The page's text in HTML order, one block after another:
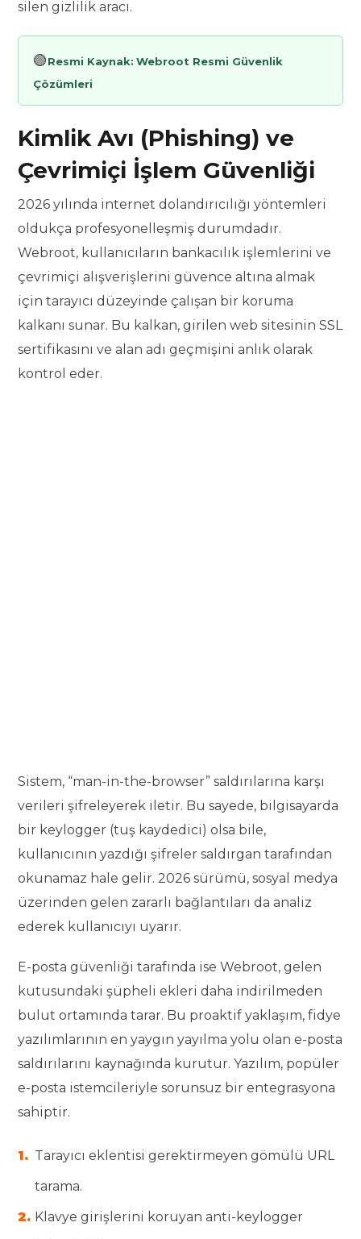
silen gizlilik aracı.
🟢Resmi Kaynak: Webroot Resmi Güvenlik
Çözümleri
Kimlik Avı (Phishing) ve
Çevrimiçi İşlem Güvenliği
2026 yılında internet dolandırıcılığı yöntemleri
oldukça profesyonelleşmiş durumdadır.
Webroot, kullanıcıların bankacılık işlemlerini ve
çevrimiçi alışverişlerini güvence altına almak
için tarayıcı düzeyinde çalışan bir koruma
kalkanı sunar. Bu kalkan, girilen web sitesinin SSL
sertifikasını ve alan adı geçmişini anlık olarak
kontrol eder.
Sistem, “man-in-the-browser” saldırılarına karşı
verileri şifreleyerek iletir. Bu sayede, bilgisayarda
bir keylogger (tuş kaydedici) olsa bile,
kullanıcının yazdığı şifreler saldırgan tarafından
okunamaz hale gelir. 2026 sürümü, sosyal medya
üzerinden gelen zararlı bağlantıları da analiz
ederek kullanıcıyı uyarır.
E-posta güvenliği tarafında ise Webroot, gelen
kutusundaki şüpheli ekleri daha indirilmeden
bulut ortamında tarar. Bu proaktif yaklaşım, fidye
yazılımlarının en yaygın yayılma yolu olan e-posta
saldırılarını kaynağında kurutur. Yazılım, popüler
e-posta istemcileriyle sorunsuz bir entegrasyona
sahiptir.
Tarayıcı eklentisi gerektirmeyen gömülü URL
tarama.
Klavye girişlerini koruyan anti-keylogger